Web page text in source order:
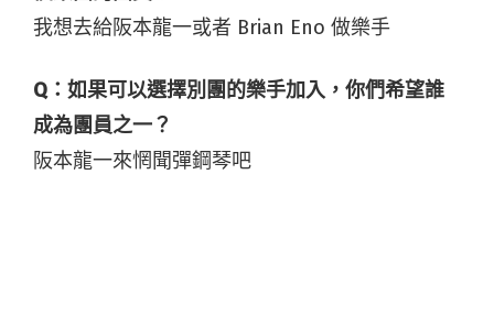
我想去給阪本龍一或者 Brian Eno 做樂手
Q：如果可以選擇別團的樂手加入，你們希望誰
成為團員之一？
阪本龍一來惘聞彈鋼琴吧